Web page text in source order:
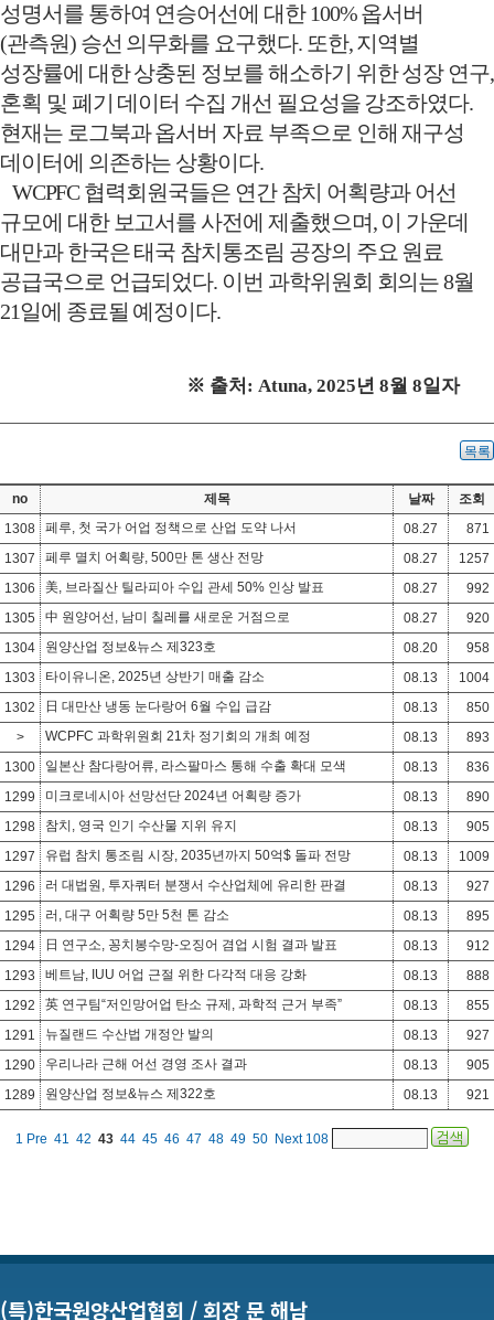
성명서를 통하여 연승어선에 대한100%옵서버
(관측원) 승선 의무화를 요구했다. 또한,지역별
성장률에 대한 상충된 정보를 해소하기 위한 성장 연구,
혼획 및 폐기 데이터 수집 개선 필요성을 강조하였다.
현재는 로그북과 옵서버 자료 부족으로 인해 재구성
데이터에 의존하는 상황이다.
WCPFC협력회원국들은 연간 참치 어획량과 어선
규모에 대한 보고서를 사전에 제출했으며, 이 가운데
대만과 한국은 태국 참치통조림 공장의 주요 원료
공급국으로 언급되었다. 이번 과학위원회 회의는8월
21일에 종료될 예정이다.
※ 출처 : Atuna, 2025년 8월 8일자
목록
no 제목 날짜
조회
1308
페루, 첫 국가 어업 정책으로 산업 도약 나서 08.27
871
1307
페루 멸치 어획량, 500만 톤 생산 전망 08.27
1257
1306
美, 브라질산 틸라피아 수입 관세 50% 인상 발표 08.27
992
1305
中 원양어선, 남미 칠레를 새로운 거점으로 08.27
920
1304
원양산업 정보&뉴스 제323호 08.20
958
1303
타이유니온, 2025년 상반기 매출 감소 08.13
1004
1302
日 대만산 냉동 눈다랑어 6월 수입 급감 08.13
850
>
WCPFC 과학위원회 21차 정기회의 개최 예정 08.13
893
1300
일본산 참다랑어류, 라스팔마스 통해 수출 확대 모색 08.13
836
1299
미크로네시아 선망선단 2024년 어획량 증가 08.13
890
1298
참치, 영국 인기 수산물 지위 유지 08.13
905
1297
유럽 참치 통조림 시장, 2035년까지 50억$ 돌파 전망 08.13
1009
1296
러 대법원, 투자쿼터 분쟁서 수산업체에 유리한 판결 08.13
927
1295
러, 대구 어획량 5만 5천 톤 감소 08.13
895
1294
日 연구소, 꽁치봉수망-오징어 겸업 시험 결과 발표 08.13
912
1293
베트남, IUU 어업 근절 위한 다각적 대응 강화 08.13
888
1292
英 연구팀“저인망어업 탄소 규제, 과학적 근거 부족” 08.13
855
1291
뉴질랜드 수산법 개정안 발의 08.13
927
1290
우리나라 근해 어선 경영 조사 결과 08.13
905
1289
원양산업 정보&뉴스 제322호 08.13 921
1 Pre 41 42 43 44 45 46 47 48 49 50 Next 108
(특)한국원양산업협회 / 회장 문 해남